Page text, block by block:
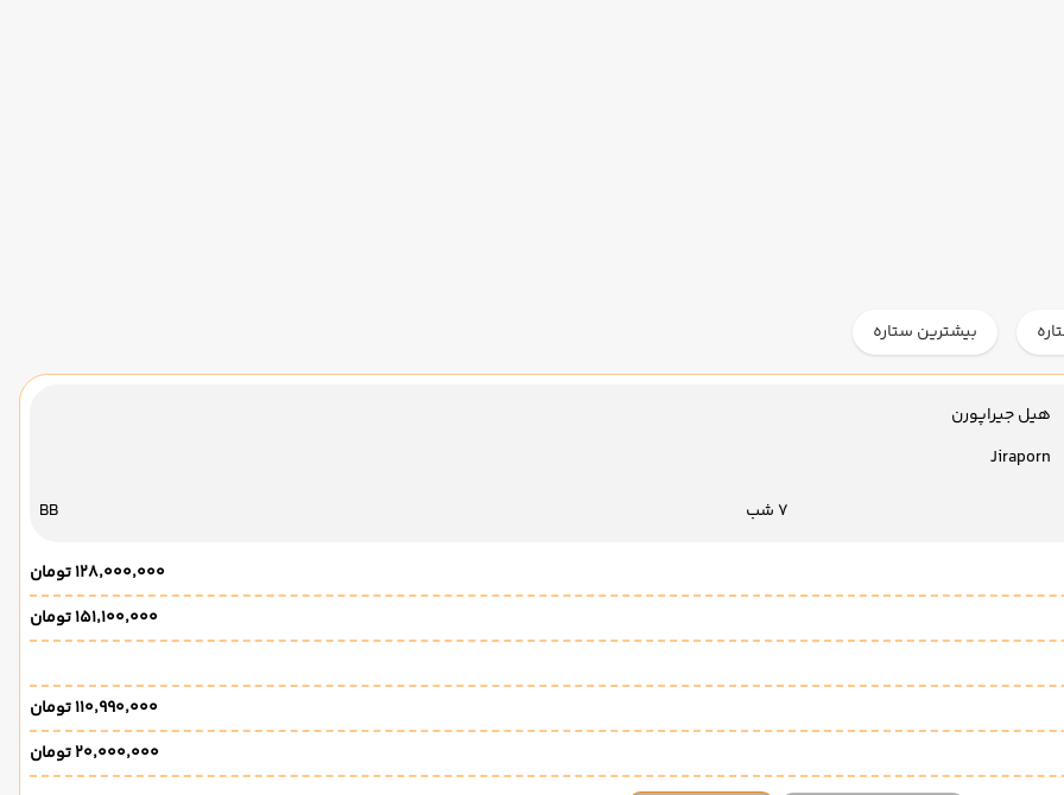
بیشترین ستاره
هیل جیراپورن
Jiraporn
7 شب BB
۱۲۸٬۰۰۰٬۰۰۰ تومان
۱۵۱٬۱۰۰٬۰۰۰ تومان
۱۱۰٬۹۹۰٬۰۰۰ تومان
۲۰٬۰۰۰٬۰۰۰ تومان